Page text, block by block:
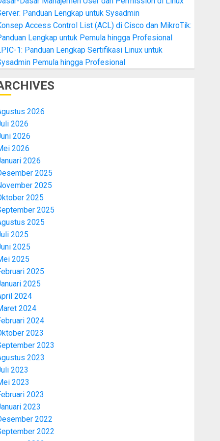
Panduan Lengkap untuk Sysadmin
Access Control List (ACL) di Cisco dan MikroTik:
Lengkap untuk Pemula hingga Profesional
1: Panduan Lengkap Sertifikasi Linux untuk
Pemula hingga Profesional
2026
2026
2026
2026
2026
2025
2025
2025
2025
2025
2025
2025
2025
2025
2025
2024
2024
2024
2023
2023
2023
2023
2023
2023
2023
2022
2022